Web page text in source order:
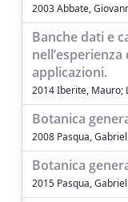
2003 Abbate,
Banche dati e
applicazioni.
2014 Iberite, Mauro;
Botanica
2008 Pasqua,
Botanica
2015 Pasqua,